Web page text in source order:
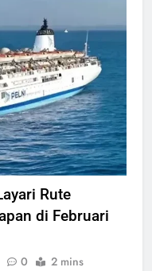
Rute
di Februari
0 2 mins